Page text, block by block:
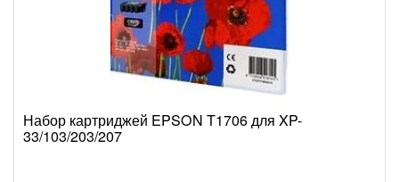
Набор картриджей EPSON T1706 для XP-
33/103/203/207